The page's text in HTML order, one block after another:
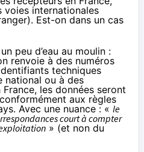
voies internationales
Est-on dans un cas
peu d’eau au moulin :
renvoie à des numéros
techniques
national ou à des
les données seront
aux règles
Avec une nuance : « le
court à compter
» (et non du